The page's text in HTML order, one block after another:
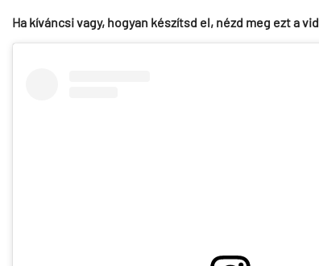
Ha kíváncsi vagy, hogyan készítsd el, nézd meg ezt a